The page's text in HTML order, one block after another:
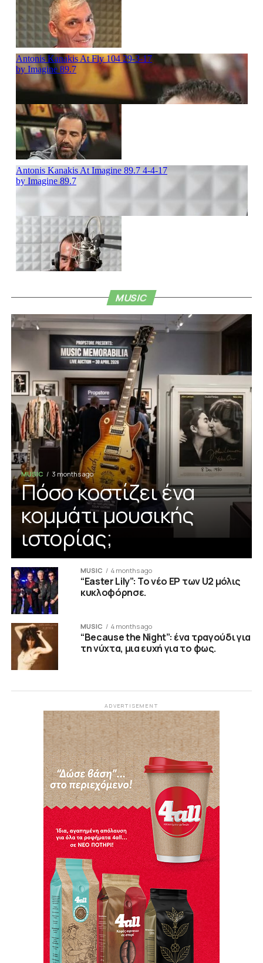
MUSIC
MUSIC 3 months ago
Πόσο κοστίζει ένα
κομμάτι μουσικής
ιστορίας;
MUSIC 4 months ago
“Easter Lily”: Το νέο ΕP των U2 μόλις
κυκλοφόρησε.
MUSIC 4 months ago
“Because the Night”: ένα τραγούδι για
τη νύχτα, μια ευχή για το φως.
ADVERTISEMENT